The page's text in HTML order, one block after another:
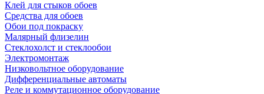
Клей для стыков обоев
Средства для обоев
Обои под покраску
Малярный флизелин
Стеклохолст и стеклообои
Электромонтаж
Низковольтное оборудование
Дифференциальные автоматы
Реле и коммутационное оборудование